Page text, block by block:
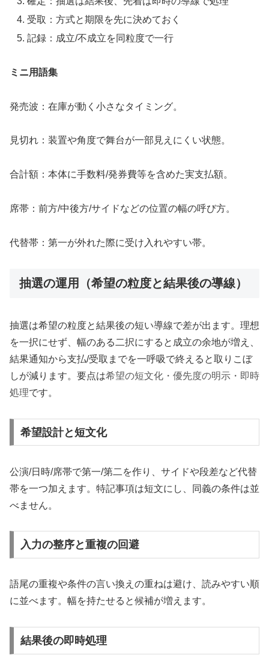
受取：方式と期限を先に決めておく
記録：成立/不成立を同粒度で一行
ミニ用語集
発売波：在庫が動く小さなタイミング。
見切れ：装置や角度で舞台が一部見えにくい状態。
合計額：本体に手数料/発券費等を含めた実支払額。
席帯：前方/中後方/サイドなどの位置の幅の呼び方。
代替帯：第一が外れた際に受け入れやすい帯。
抽選の運用（希望の粒度と結果後の導線）
抽選は希望の粒度と結果後の短い導線で差が出ます。理想
を一択にせず、幅のある二択にすると成立の余地が増え、
結果通知から支払/受取までを一呼吸で終えると取りこぼ
しが減ります。要点は希望の短文化・優先度の明示・即時
処理です。
希望設計と短文化
公演/日時/席帯で第一/第二を作り、サイドや段差など代替
帯を一つ加えます。特記事項は短文にし、同義の条件は並
べません。
入力の整序と重複の回避
語尾の重複や条件の言い換えの重ねは避け、読みやすい順
に並べます。幅を持たせると候補が増えます。
結果後の即時処理